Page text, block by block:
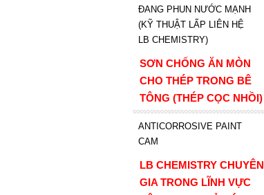
ĐANG PHUN NƯỚC MẠNH
(KỸ THUẬT LẤP LIÊN HỆ
LB CHEMISTRY)
SƠN CHỐNG ĂN MÒN
CHO THÉP TRONG BÊ
TÔNG (THÉP CỌC NHỒI)
ANTICORROSIVE PAINT
CAM
LB CHEMISTRY CHUYÊN
GIA TRONG LĨNH VỰC